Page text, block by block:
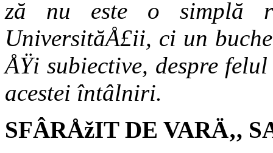
ză nu este o simplă
UniversităÅ£ii, ci un
ÅŸi subiective, despre
acestei întâlniri.
SFÂRÅžIT DE VARÄ‚,